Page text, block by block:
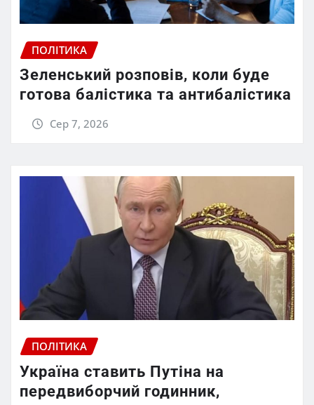
ПОЛІТИКА
Зеленський розповів, коли буде
готова балістика та антибалістика
Сер 7, 2026
ПОЛІТИКА
Україна ставить Путіна на
передвиборчий годинник,